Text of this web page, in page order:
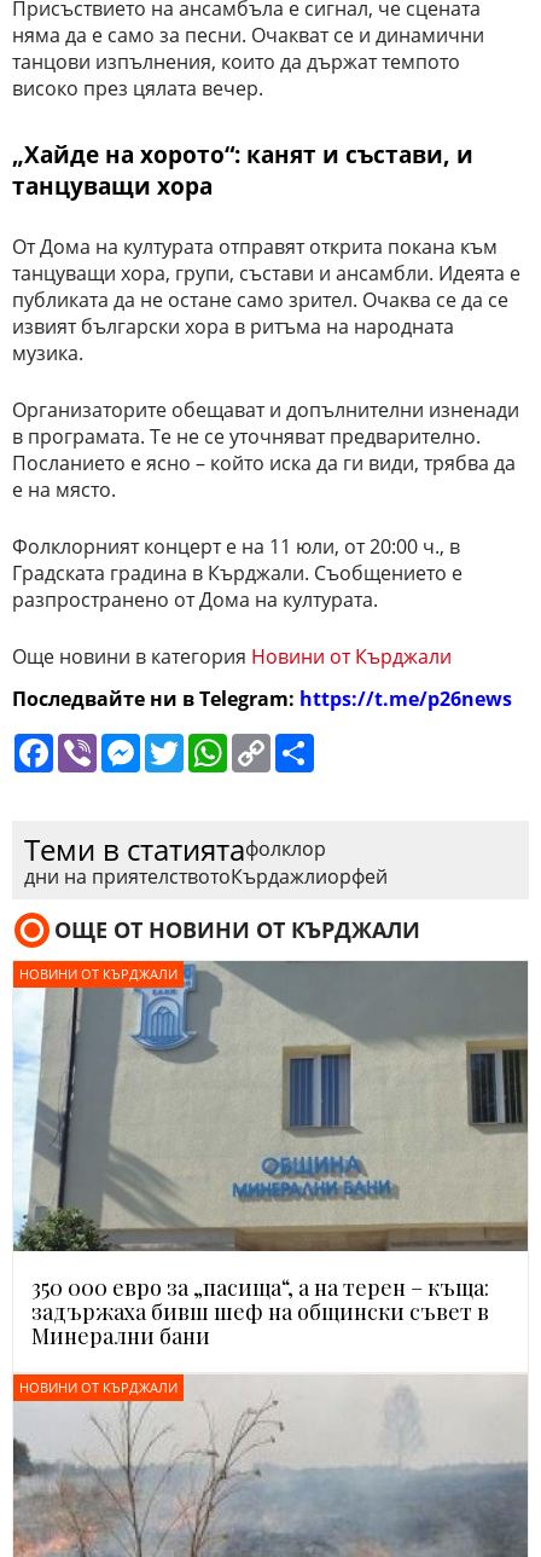
Присъствието на ансамбъла е сигнал, че сцената
няма да е само за песни. Очакват се и динамични
танцови изпълнения, които да държат темпото
високо през цялата вечер.
„Хайде на хорото“: канят и състави, и
танцуващи хора
От Дома на културата отправят открита покана към
танцуващи хора, групи, състави и ансамбли. Идеята е
публиката да не остане само зрител. Очаква се да се
извият български хора в ритъма на народната
музика.
Организаторите обещават и допълнителни изненади
в програмата. Те не се уточняват предварително.
Посланието е ясно – който иска да ги види, трябва да
е на място.
Фолклорният концерт е на 11 юли, от 20:00 ч., в
Градската градина в Кърджали. Съобщението е
разпространено от Дома на културата.
Още новини в категория Новини от Кърджали
Последвайте ни в Telegram: https://t.me/p26news
Facebook
ViberMessenger
TwitterWhatsApp
Copy
Link
Теми в статиятафолклор
дни на приятелствотоКърдажлиорфей
ОЩЕ ОТ НОВИНИ ОТ КЪРДЖАЛИ
НОВИНИ ОТ КЪРДЖАЛИ
350 000 евро за „пасища“, а на терен – къща:
задържаха бивш шеф на общински съвет в
Минерални бани
НОВИНИ ОТ КЪРДЖАЛИ